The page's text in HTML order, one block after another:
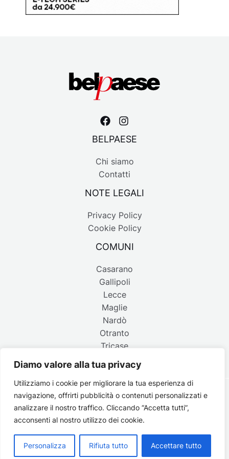
Diamo valore alla tua privacy
Utilizziamo i cookie per migliorare la tua esperienza di
navigazione, offrirti pubblicità o contenuti personalizzati e
analizzare il nostro traffico. Cliccando “Accetta tutti”,
acconsenti al nostro utilizzo dei cookie.
Personalizza Rifiuta tutto Accettare tutto
BELPAESE
Chi siamo
Contatti
NOTE LEGALI
Privacy Policy
Cookie Policy
COMUNI
Casarano
Gallipoli
Lecce
Maglie
Nardò
Otranto
Tricase
Copyright © 2026 Belpaese | Periodico d'informazione del
Salento - P.IVA 4637850753 - Testata registrata il 18 gennaio